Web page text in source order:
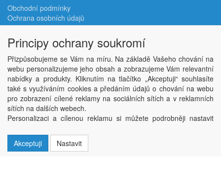
Obchodní podmínky
Ochrana osobních údajů
Reklamační protokol
Odstoupení od smlouvy
Podmínky užití e-shopu
Doprava
Velkoobchod
Kontakt
Nastavení soukromí
Copyright © ABRA Software a.s. 2026,
Principy ochrany soukromí
Přizpůsobujeme se Vám na míru. Na základě Vašeho chování na
webu personalizujeme jeho obsah a zobrazujeme Vám relevantní
nabídky a produkty. Kliknutím na tlačítko „Akceptuji“ souhlasíte
také s využíváním cookies a předáním údajů o chování na webu
pro zobrazení cílené reklamy na sociálních sítích a v reklamních
sítích na dalších webech.
Personalizaci a cílenou reklamu si můžete podrobněji nastavit
Akceptuji
Nastavit